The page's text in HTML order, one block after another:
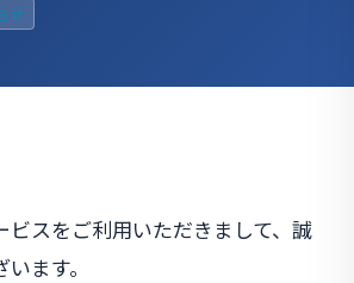
せ
ビスをご利用いただきまして、誠
ます。